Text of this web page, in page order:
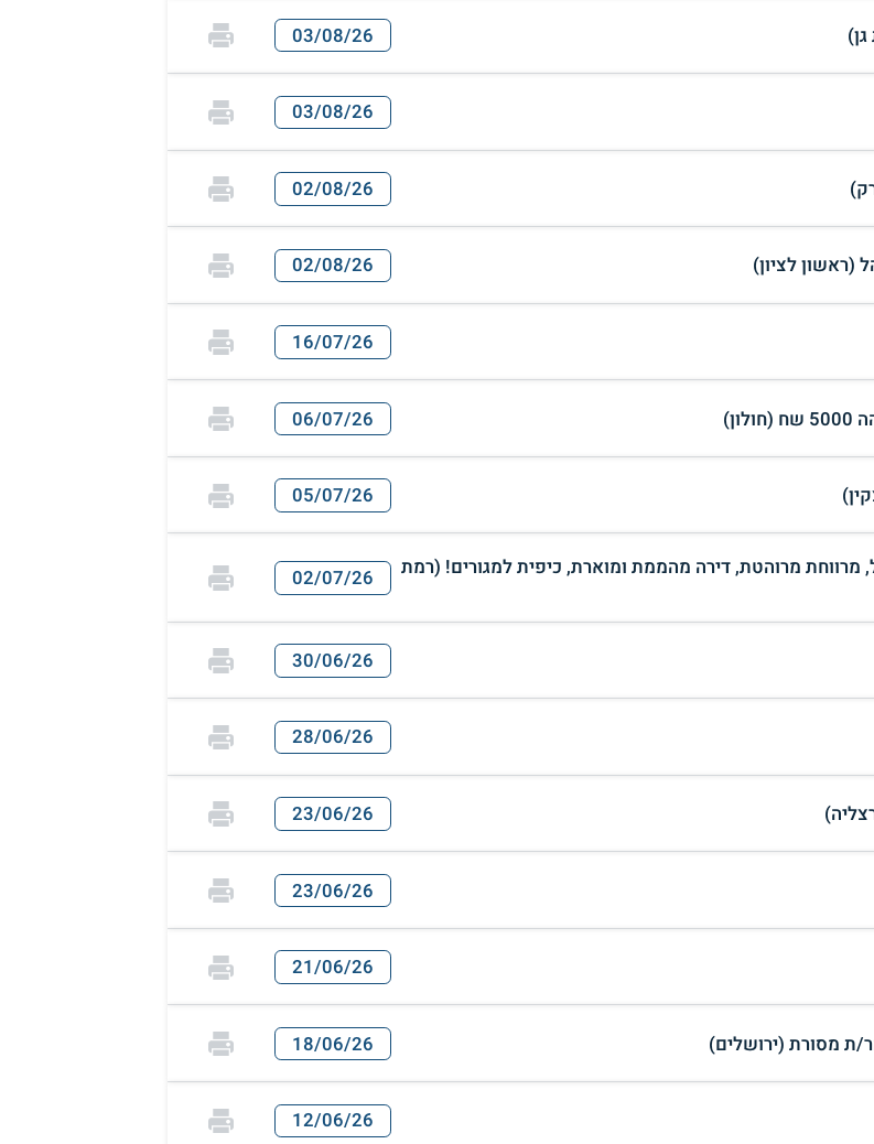
03/08/26
03/08/26
02/08/26
02/08/26
16/07/26
06/07/26
05/07/26
מרווחת מרוהטת, דירה מהממת ומוארת, כיפית למגורים! (רמת
02/07/26
30/06/26
28/06/26
23/06/26
23/06/26
21/06/26
ת מסורת (ירושלים) 18/06/26
12/06/26